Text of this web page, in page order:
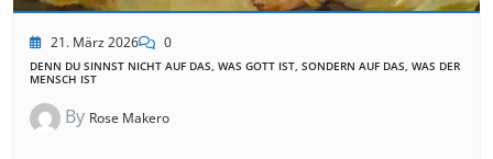
21. März 2026 0
DENN DU SINNST NICHT AUF DAS, WAS GOTT IST, SONDERN AUF DAS, WAS DER
MENSCH IST
By Rose Makero